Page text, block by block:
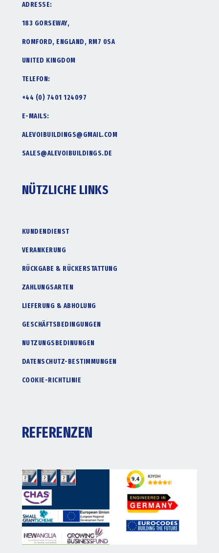
ADRESSE:
183 GORSEWAY,
ROMFORD, ENGLAND, RM7 0SA
UNITED KINGDOM
TELEFON:
+44 (0) 7401 124097
E-MAILS:
ALEVOIBUILDINGS@GMAIL.COM
SALES@ALEVOIBUILDINGS.DE
NÜTZLICHE LINKS
KUNDENDIENST
VERANKERUNG
RÜCKGABE & RÜCKERSTATTUNG
ZAHLUNGSARTEN
LIEFERUNG & ABHOLUNG
GESCHÄFTSBEDINGUNGEN
NUTZUNGSBEDINUNGEN
DATENSCHUTZ-BESTIMMUNGEN
COOKIE-RICHTLINIE
REFERENZEN